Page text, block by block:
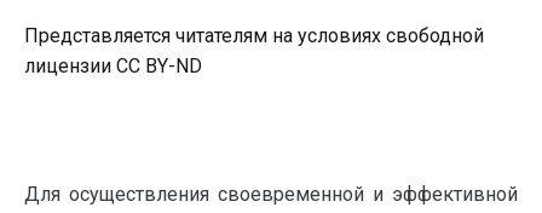
Представляется читателям на условиях свободной
лицензии CC BY-ND
Для осуществления своевременной и эффективной